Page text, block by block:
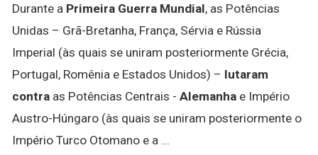
Durante a Primeira Guerra Mundial, as Potências
Unidas – Grã-Bretanha, França, Sérvia e Rússia
Imperial (às quais se uniram posteriormente Grécia,
Portugal, Romênia e Estados Unidos) – lutaram
contra as Potências Centrais - Alemanha e Império
Austro-Húngaro (às quais se uniram posteriormente o
Império Turco Otomano e a ...